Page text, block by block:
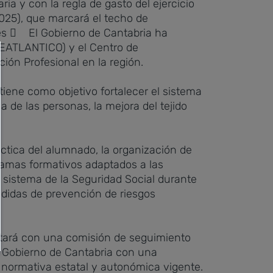
y con la regla de gasto del ejercicio
que marcará el techo de
 El Gobierno de Cantabria ha
y el Centro de
Profesional en la región.
como objetivo fortalecer el sistema
las personas, la mejora del tejido
del alumnado, la organización de
formativos adaptados a las
de la Seguridad Social durante
de prevención de riesgos
con una comisión de seguimiento
de Cantabria con una
estatal y autonómica vigente.